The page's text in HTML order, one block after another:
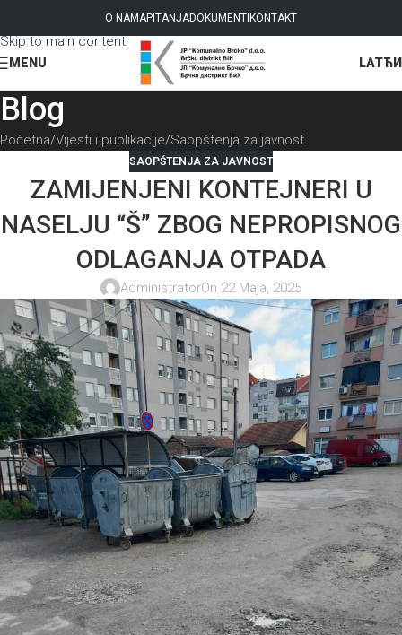
Skip to navigation
Skip to main content
O NAMAPITANJADOKUMENTI KONTAKT
MENU LAT
Blog
Početna Vijesti i publikacije Saopštenja za javnost
SAOPŠTENJA ZA JAVNOST
ZAMIJENJENI KONTEJNERI U
NASELJU “Š” ZBOG NEPROPISNOG
ODLAGANJA OTPADA
AdministratorOn 22 Maja, 2025